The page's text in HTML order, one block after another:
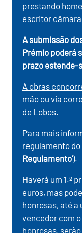
prestando
escritor
A submissão
Prémio poderá
prazo estende-
A obras
mão ou via
de Lobos.
Para mais
regulamento do
Regulamento').
Haverá um 1.º
euros, mas
honrosas, até a
vencedor com
honrosas,